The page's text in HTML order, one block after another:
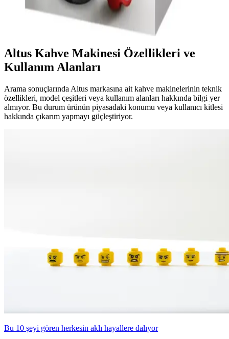
Melitta Easy Top, kahve ve çay demleme makineleri alanında yer
alan bir ürün olup, teknik detaylar ve performans hakkında bilgi
sınırlıdır. Daha fazla araştırma gerektirir.
Altus Kahve Makinesi Özellikleri ve
Kullanım Alanları
Arama sonuçlarında Altus markasına ait kahve makinelerinin teknik
özellikleri, model çeşitleri veya kullanım alanları hakkında bilgi yer
almıyor. Bu durum ürünün piyasadaki konumu veya kullanıcı kitlesi
hakkında çıkarım yapmayı güçleştiriyor.
Bu 10 şeyi gören herkesin aklı hayallere dalıyor